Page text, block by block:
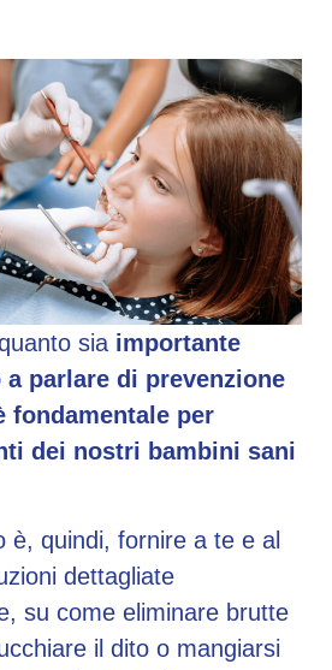
sia importante
parlare di prevenzione
fondamentale per
dei nostri bambini sani
è, quindi, fornire a te e al
dettagliate
su come eliminare brutte
il dito o mangiarsi